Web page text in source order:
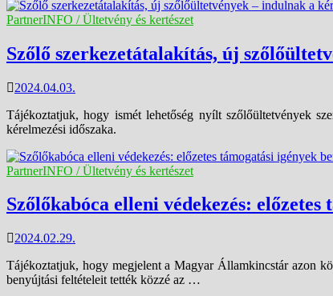
PartnerINFO / Ültetvény és kertészet
Szőlő szerkezetátalakítás, új
2024.04.03.
Tájékoztatjuk, hogy ismét lehetőség nyílt szőlőültetvények
kérelmezési időszaka.
PartnerINFO / Ültetvény és kertészet
Szőlőkabóca elleni védekezés:
2024.02.29.
Tájékoztatjuk, hogy megjelent a Magyar Államkincstár azon
benyújtási feltételeit tették közzé az …